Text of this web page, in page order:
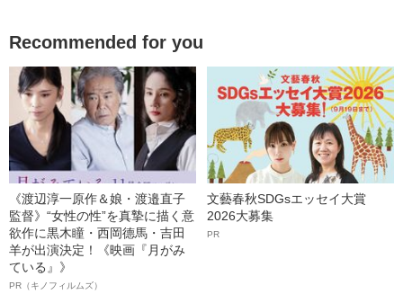
Recommended for you
《渡辺淳一原作＆娘・渡邉直子
監督》“女性の性”を真摯に描く意
欲作に黒木瞳・西岡德馬・吉田
羊が出演決定！《映画『月がみ
ている』》
PR（キノフィルムズ）
文藝春秋SDGsエッセイ大賞
2026大募集
PR